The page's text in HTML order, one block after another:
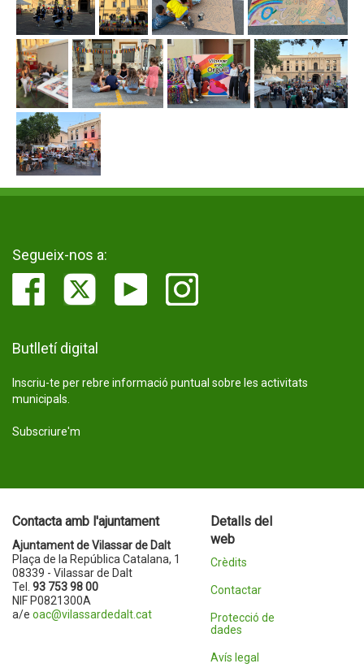
Segueix-nos a:
Butlletí digital
Inscriu-te per rebre informació puntual sobre les activitats
municipals.
Subscriure'm
Contacta amb l'ajuntament
Ajuntament de Vilassar de Dalt
Plaça de la República Catalana, 1
08339 - Vilassar de Dalt
Tel. 93 753 98 00
NIF P0821300A
a/e oac@vilassardedalt.cat
Detalls del
web
Crèdits
Contactar
Protecció de
dades
Avís legal